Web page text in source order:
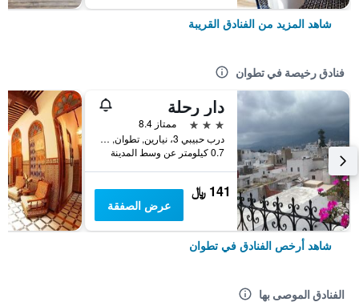
شاهد المزيد من الفنادق القريبة
فنادق رخيصة في تطوان
دار رحلة
3 نجوم
ممتاز 8.4
درب حبيبي 3، نيارين, تطوان, المغرب
0.7 كيلومتر عن وسط المدينة
141 ﷼
عرض الصفقة
شاهد أرخص الفنادق في تطوان
الفنادق الموصى بها